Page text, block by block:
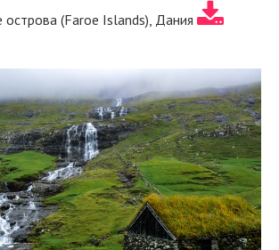
острова (Faroe Islands), Дания